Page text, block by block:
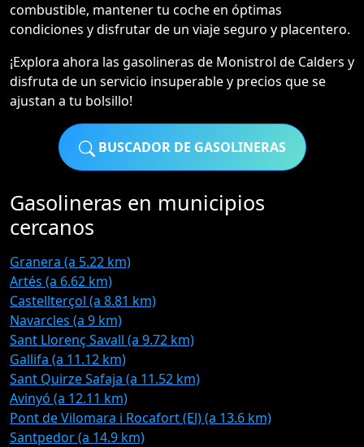
combustible, mantener tu coche en óptimas
condiciones y disfrutar de un viaje seguro y placentero.
¡Explora ahora las gasolineras de Monistrol de Calders y
disfruta de un servicio insuperable y precios que se
ajustan a tu bolsillo!
BUSCADOR DE GASOLINERAS
Gasolineras en municipios
cercanos
Granera (a 5.22 km)
Artés (a 6.62 km)
Castellterçol (a 8.81 km)
Navarcles (a 9 km)
Sant Llorenç Savall (a 9.72 km)
Gallifa (a 11.12 km)
Sant Quirze Safaja (a 11.52 km)
Avinyó (a 12.11 km)
Pont de Vilomara i Rocafort (El) (a 13.6 km)
Santpedor (a 14.9 km)